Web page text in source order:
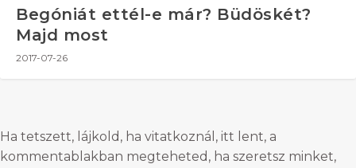
Begóniát ettél-e már? Büdöskét?
Majd most
2017-07-26
Ha tetszett, lájkold, ha vitatkoznál, itt lent, a
kommentablakban megteheted, ha szeretsz minket,